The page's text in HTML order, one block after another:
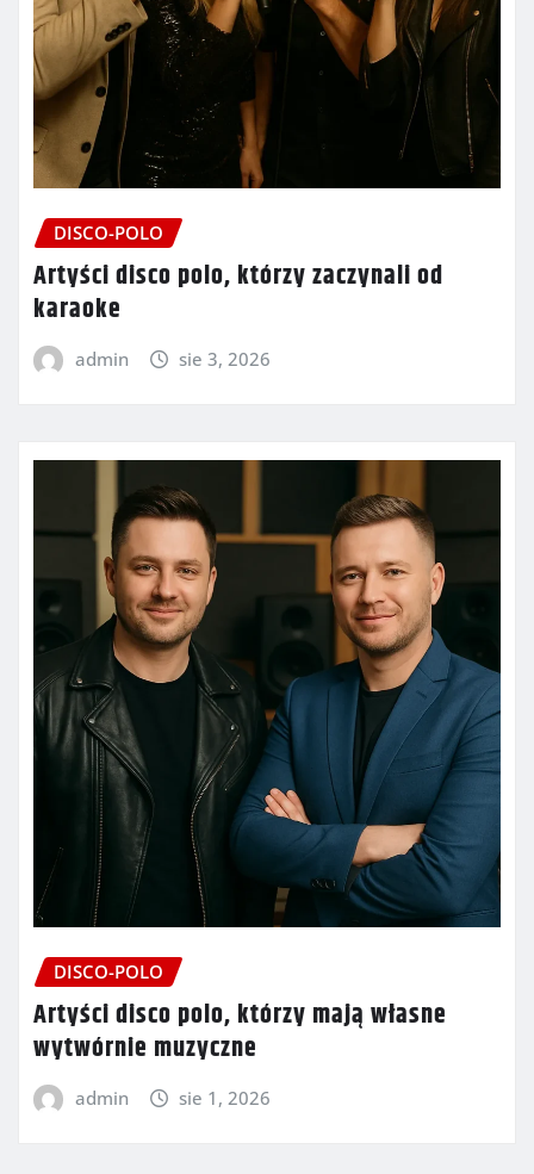
DISCO-POLO
Artyści disco polo, którzy zaczynali od
karaoke
admin sie 3, 2026
DISCO-POLO
Artyści disco polo, którzy mają własne
wytwórnie muzyczne
admin sie 1, 2026